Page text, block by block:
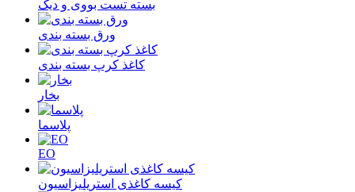
بسته تست بووی و دیک
ورق بسته بندی
کاغذ کرپ بسته بندی
بخار
پلاسما
EO
کیسه کاغذی استریلیزاسیون